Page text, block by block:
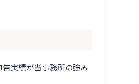
実績が当事務所の強み